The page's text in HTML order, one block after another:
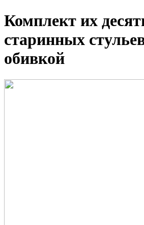
Комплект их
старинных
обивкой